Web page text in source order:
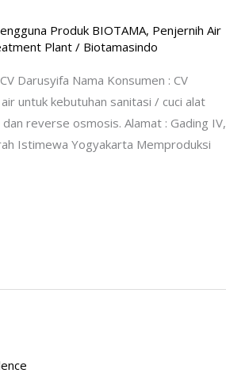
Produk BIOTAMA, Penjernih Air
Plant / Biotamasindo
Darusyifa Nama Konsumen : CV
untuk kebutuhan sanitasi / cuci alat
reverse osmosis. Alamat : Gading IV,
Istimewa Yogyakarta Memproduksi